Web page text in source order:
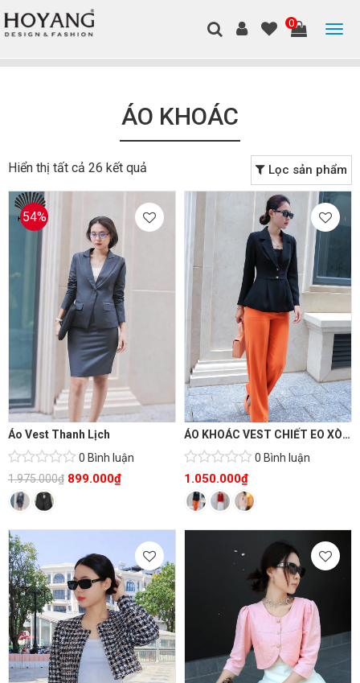
0
ÁO KHOÁC
Hiển thị tất cả 26 kết quả Lọc sản phẩm
54%
Áo Vest Thanh Lịch
0 Bình luận
1.975.000₫ 899.000₫
ÁO KHOÁC VEST CHIẾT EO XÒE THỜI TRANG CAO CẤP
0 Bình luận
1.050.000₫